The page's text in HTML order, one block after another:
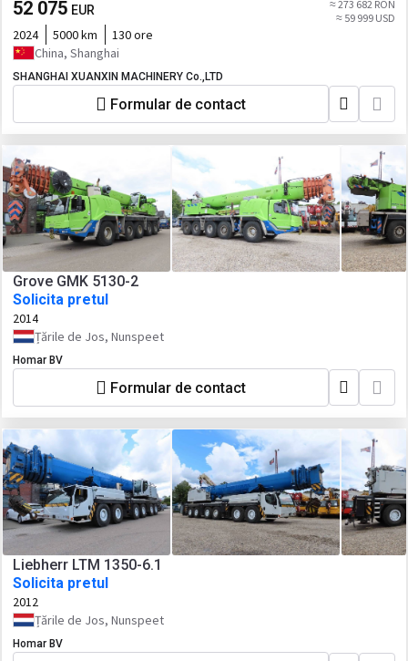
52 075 EUR
≈ 273 682 RON
≈ 59 999 USD
2024 5000 km
130 ore
China, Shanghai
SHANGHAI XUANXIN MACHINERY Co.,LTD
Formular de contact
Grove GMK 5130-2
Solicita pretul
2014
Țările de Jos, Nunspeet
Homar BV
Formular de contact
Liebherr LTM 1350-6.1
Solicita pretul
2012
Țările de Jos, Nunspeet
Homar BV